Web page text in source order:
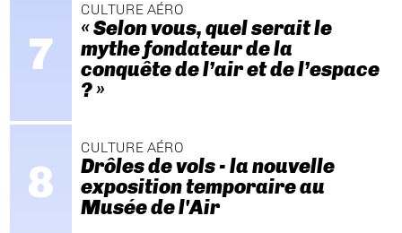
CULTURE AÉRO
« Selon vous, quel serait le
mythe fondateur de la
conquête de l’air et de l’espace
? »
CULTURE AÉRO
Drôles de vols - la nouvelle
exposition temporaire au
Musée de l'Air